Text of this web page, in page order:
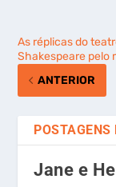
As réplicas do
Shakespeare pelo
ANTERIOR
Jane e